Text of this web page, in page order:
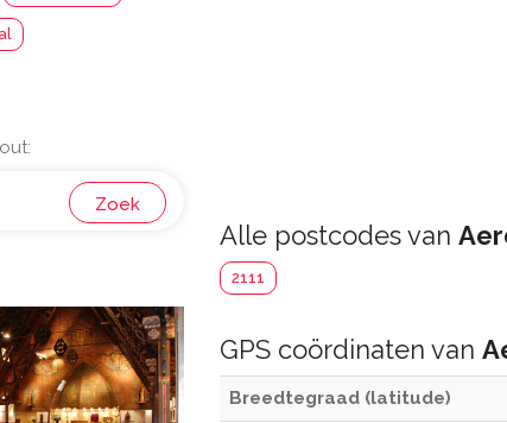
Zoek
Alle postcodes van
2111
GPS coördinaten van
Breedtegraad (latitude)